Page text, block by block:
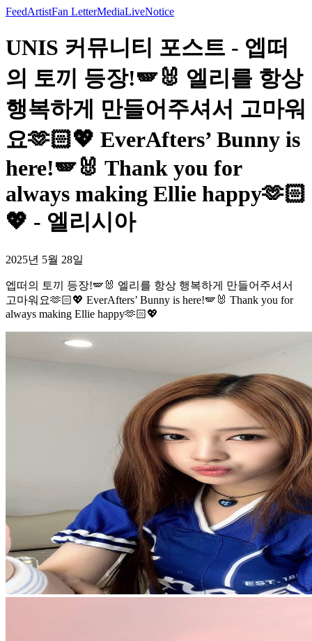
FeedArtistFan LetterMediaLiveNotice
UNIS 커뮤니티 포스트 - 엡떠
의 토끼 등장!🪽🐰 엘리를 항상
행복하게 만들어주셔서 고마워
요🫶🏻💖 EverAfters’ Bunny is
here!🪽🐰 Thank you for
always making Ellie happy🫶🏻
💖 - 엘리시아
2025년 5월 28일
엡떠의 토끼 등장!🪽🐰 엘리를 항상 행복하게 만들어주셔서
고마워요🫶🏻💖 EverAfters’ Bunny is here!🪽🐰 Thank you for
always making Ellie happy🫶🏻💖